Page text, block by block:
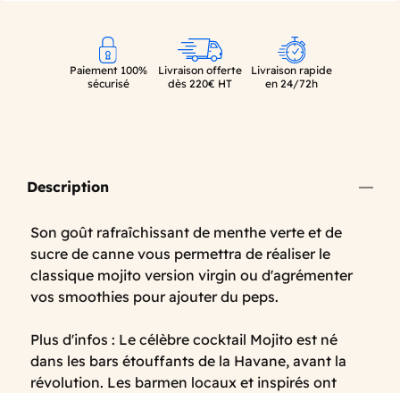
Paiement 100%
sécurisé
Livraison offerte
dès 220€ HT
Livraison rapide
en 24/72h
Description
Son goût rafraîchissant de menthe verte et de
sucre de canne vous permettra de réaliser le
classique mojito version virgin ou d'agrémenter
vos smoothies pour ajouter du peps.
Plus d'infos : Le célèbre cocktail Mojito est né
dans les bars étouffants de la Havane, avant la
révolution. Les barmen locaux et inspirés ont